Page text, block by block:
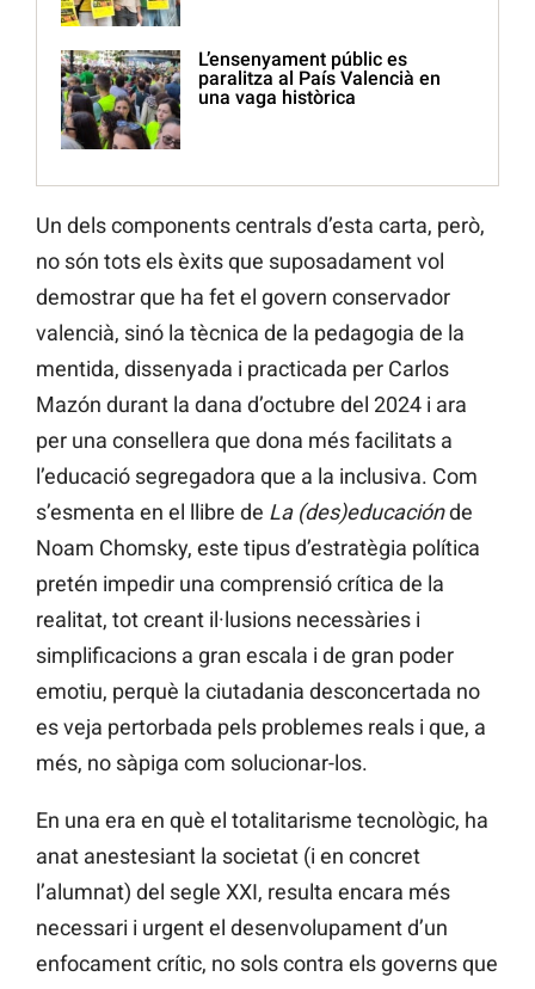
L’ensenyament públic es
paralitza al País Valencià en
una vaga històrica
Un dels components centrals d’esta carta, però,
no són tots els èxits que suposadament vol
demostrar que ha fet el govern conservador
valencià, sinó la tècnica de la pedagogia de la
mentida, dissenyada i practicada per Carlos
Mazón durant la dana d’octubre del 2024 i ara
per una consellera que dona més facilitats a
l’educació segregadora que a la inclusiva. Com
s’esmenta en el llibre de La (des)educaciónde
Noam Chomsky, este tipus d’estratègia política
pretén impedir una comprensió crítica de la
realitat, tot creant il·lusions necessàries i
simplificacions a gran escala i de gran poder
emotiu, perquè la ciutadania desconcertada no
es veja pertorbada pels problemes reals i que, a
més, no sàpiga com solucionar-los.
En una era en què el totalitarisme tecnològic, ha
anat anestesiant la societat (i en concret
l’alumnat) del segle XXI, resulta encara més
necessari i urgent el desenvolupament d’un
enfocament crític, no sols contra els governs que